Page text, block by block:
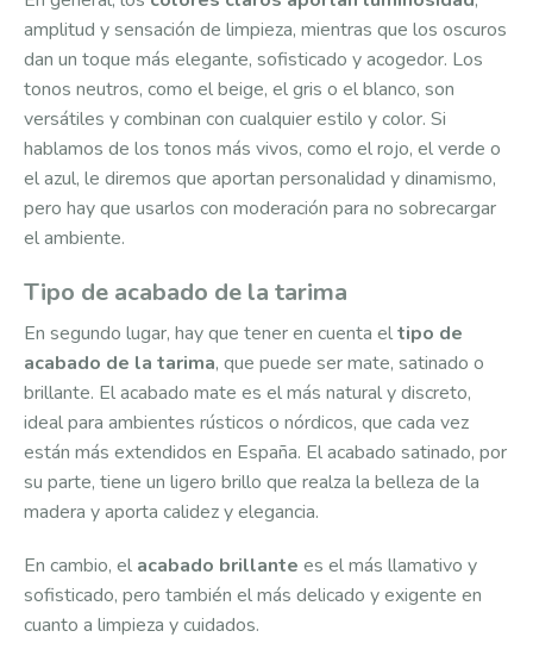
amplitud y sensación de limpieza, mientras que los oscuros
dan un toque más elegante, sofisticado y acogedor. Los
tonos neutros, como el beige, el gris o el blanco, son
versátiles y combinan con cualquier estilo y color. Si
hablamos de los tonos más vivos, como el rojo, el verde o
el azul, le diremos que aportan personalidad y dinamismo,
pero hay que usarlos con moderación para no sobrecargar
el ambiente.
Tipo de acabado de la tarima
En segundo lugar, hay que tener en cuenta eltipo de
acabado de la tarima, que puede ser mate, satinado o
brillante. El acabado mate es el más natural y discreto,
ideal para ambientes rústicos o nórdicos, que cada vez
están más extendidos en España. El acabado satinado, por
su parte, tiene un ligero brillo que realza la belleza de la
madera y aporta calidez y elegancia.
En cambio, el acabado brillante es el más llamativo y
sofisticado, pero también el más delicado y exigente en
cuanto a limpieza y cuidados.